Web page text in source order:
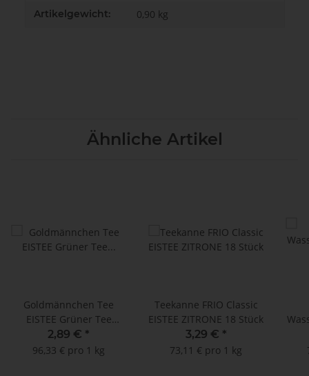
Artikelgewicht: 0,90 kg
Ähnliche Artikel
Goldmännchen Tee
EISTEE Grüner Tee
Lemongras-Ingwer - 20
Tassenbeutel
2,89 € *
96,33 € pro 1 kg
Teekanne FRIO Classic
EISTEE ZITRONE 18 Stück
3,29 € *
73,11 € pro 1 kg